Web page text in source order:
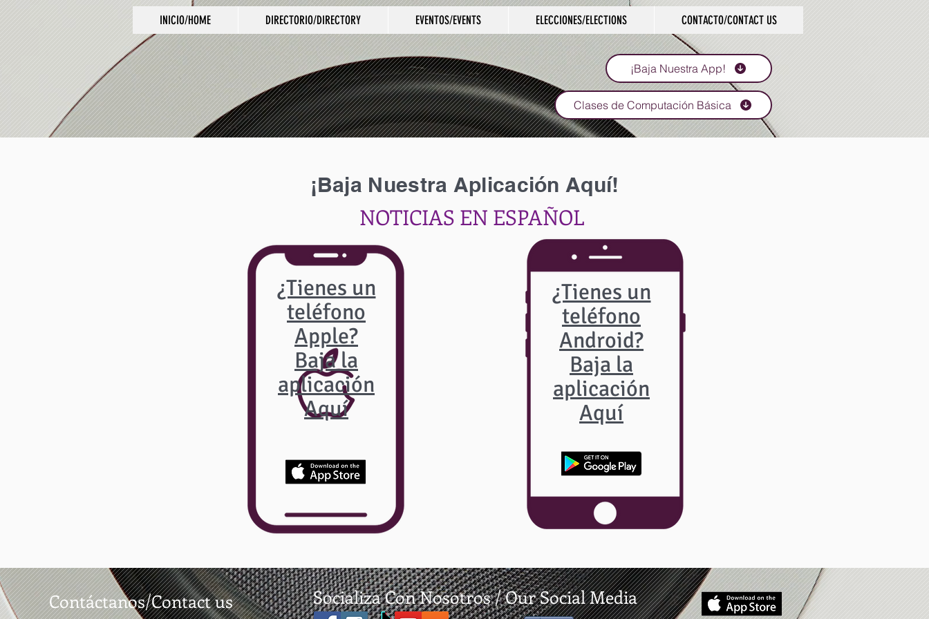
INICIO/HOME DIRECTORIO/DIRECTORY EVENTOS/EVENTS ELECCIONES/ELECTIONS CONTACTO/CONTACT US
¡Baja Nuestra App!
Clases de Computación Básica
¡Baja Nuestra Aplicación Aquí!
NOTICIAS EN ESPAÑOL
¿Tienes un
teléfono
Apple?
Baja la
aplicación
Aquí
¿Tienes un
teléfono
Android?
Baja la
aplicación
Aquí
Contáctanos/Contact us Socializa Con Nosotros /Our Social Media